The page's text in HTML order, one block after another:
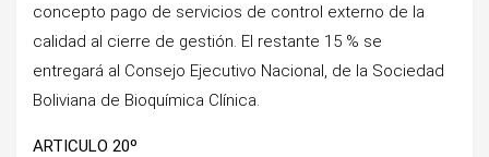
concepto pago de servicios de control externo de la
calidad al cierre de gestión. El restante 15 % se
entregará al Consejo Ejecutivo Nacional, de la Sociedad
Boliviana de Bioquímica Clínica.
ARTICULO 20º